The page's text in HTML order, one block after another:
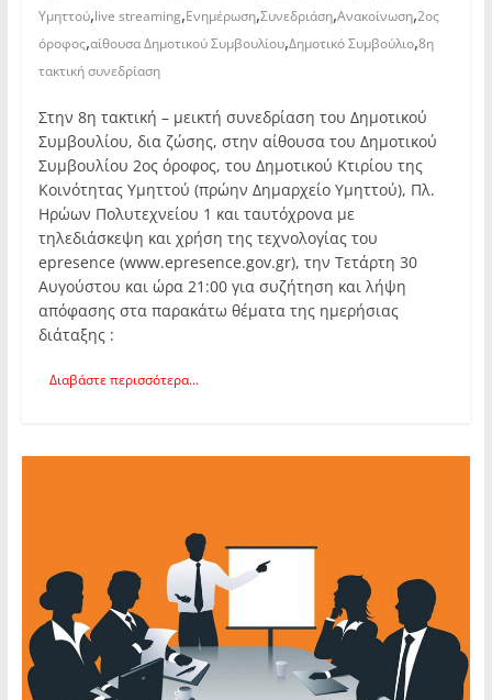
Υμηττού,live streaming,Ενημέρωση,Συνεδριάση,Ανακοίνωση,2ος
όροφος,αίθουσα Δημοτικού Συμβουλίου,Δημοτικό Συμβούλιο,8η
τακτική συνεδρίαση
Στην 8η τακτική – μεικτή συνεδρίαση του Δημοτικού
Συμβουλίου, δια ζώσης, στην αίθουσα του Δημοτικού
Συμβουλίου 2ος όροφος, του Δημοτικού Κτιρίου της
Κοινότητας Υμηττού (πρώην Δημαρχείο Υμηττού), Πλ.
Ηρώων Πολυτεχνείου 1 και ταυτόχρονα με
τηλεδιάσκεψη και χρήση της τεχνολογίας του
epresence (www.epresence.gov.gr), την Τετάρτη 30
Αυγούστου και ώρα 21:00 για συζήτηση και λήψη
απόφασης στα παρακάτω θέματα της ημερήσιας
διάταξης :
Διαβάστε περισσότερα...